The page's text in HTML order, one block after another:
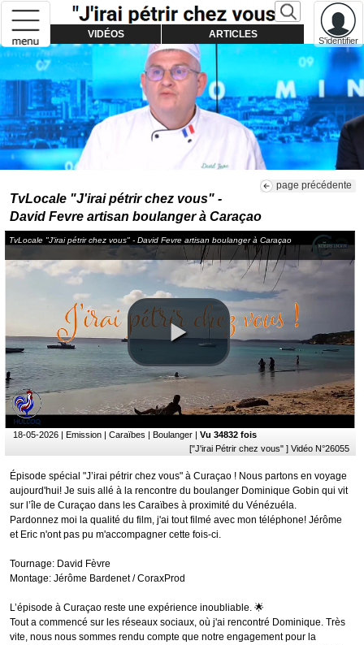
S'identifier
VIDÉOS ARTICLES
page précédente
TvLocale "J'irai pétrir chez vous" -
David Fevre artisan boulanger à Caraçao
TvLocale "J'irai pétrir chez vous" - David Fevre artisan boulanger à Caraçao
18-05-2026 | Emission | Caraïbes | Boulanger | Vu 34832 fois
["J'irai Pétrir chez vous" ] Vidéo N°26055
Épisode spécial "J’irai pétrir chez vous" à Curaçao ! Nous partons en voyage
aujourd'hui! Je suis allé à la rencontre du boulanger Dominique Gobin qui vit
sur l’île de Curaçao dans les Caraïbes à proximité du Vénézuéla.
Pardonnez moi la qualité du film, j'ai tout filmé avec mon téléphone! Jérôme
et Eric n'ont pas pu m'accompagner cette fois-ci.
Tournage: David Fèvre
Montage: Jérôme Bardenet / CoraxProd
L’épisode à Curaçao reste une expérience inoubliable. 🌟
​Tout a commencé sur les réseaux sociaux, où j'ai rencontré Dominique. Très
vite, nous nous sommes rendu compte que notre engagement pour la